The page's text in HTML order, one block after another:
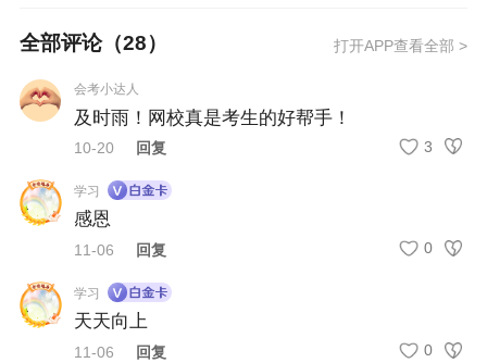
全部评论（28） 打开APP查看全部 >
会考小达人
及时雨！网校真是考生的好帮手！
10-20 回复 3
学习
感恩
11-06 回复 0
学习
天天向上
11-06 回复 0